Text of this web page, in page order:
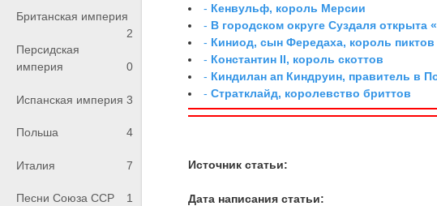
Британская империя
2
Персидская
империя
0
Испанская империя 3
Польша 4
Италия 7
Песни Союза ССР 1
- Кенвульф, король Мерсии
- В городском округе Суздаля открыта
- Киниод, сын Фередаха, король пиктов
- Константин II, король скоттов
- Киндилан ап Киндруин, правитель в
-Стратклайд, королевство бриттов
Источник статьи:
Дата написания статьи: